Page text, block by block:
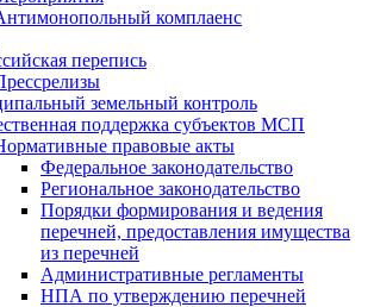
комплаенс
перепись
земельный контроль
поддержка субъектов МСП
правовые акты
Федеральное законодательство
Региональное законодательство
Порядки формирования и ведения
перечней, предоставления имущества
из перечней
Административные регламенты
НПА по утверждению перечней